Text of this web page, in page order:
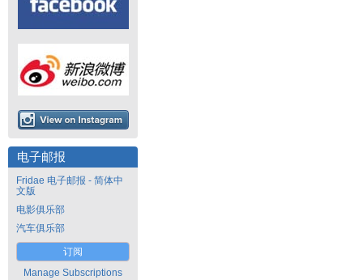
电子邮报
Fridae 电子邮报 - 简体中
文版
电影俱乐部
汽车俱乐部
订阅
Manage Subscriptions